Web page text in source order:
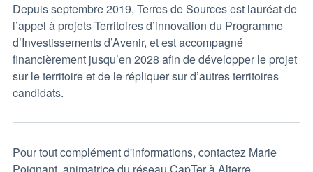
Depuis septembre 2019, Terres de Sources est lauréat de
l’appel à projets Territoires d’innovation du Programme
d’Investissements d’Avenir, et est accompagné
financièrement jusqu’en 2028 afin de développer le projet
sur le territoire et de le répliquer sur d’autres territoires
candidats.
Pour tout complément d'informations, contactez Marie